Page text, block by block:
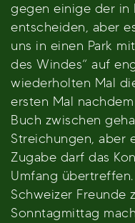
gegen einige der in
entscheiden, aber
uns in einen Park
des Windes“ auf
wiederholten Mal
ersten Mal
Buch zwischen
Streichungen, aber
Zugabe darf das
Umfang
Schweizer Freunde
Sonntagmittag